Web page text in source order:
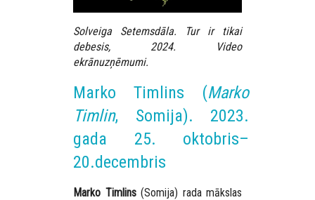
Solveiga Setemsdāla. Tur ir tikai
debesis, 2024. Video
ekrānuzņēmumi.
Marko Timlins (Marko
Timlin, Somija). 2023.
gada 25. oktobris–
20.decembris
Marko Timlins(Somija) rada mākslas